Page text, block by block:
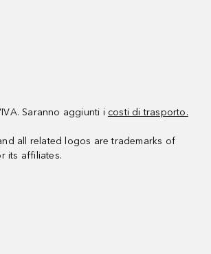
Saranno aggiunti i costi di trasporto.
all related logos are trademarks of
its affiliates.